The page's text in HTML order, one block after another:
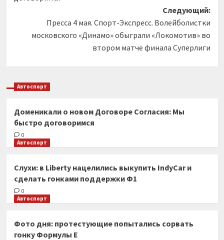
Следующий:
Пресса 4 мая. Спорт-Экспресс. Волейболистки
московского «Динамо» обыграли «Локомотив» во
втором матче финала Суперлиги
Автоспорт
Доменикали о новом Договоре Согласия: Мы
быстро договоримся
0
Автоспорт
Слухи: в Liberty нацелились выкупить IndyCar и
сделать гонками поддержки Ф1
0
Автоспорт
Фото дня: протестующие попытались сорвать
гонку Формулы Е